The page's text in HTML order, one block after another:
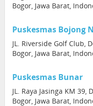
Bogor, Jawa Barat,
Puskesmas Bojong
JL. Riverside Golf Club,
Bogor, Jawa Barat,
Puskesmas Bunar
JL. Raya Jasinga KM 39,
Bogor, Jawa Barat,